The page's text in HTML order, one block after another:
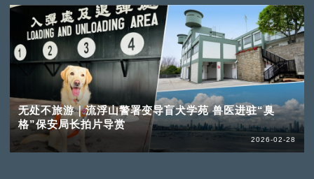
无处不旅游｜流浮山警署变导盲犬学苑 兽医进驻“臭
格”保安局长拍片导赏
2026-02-28